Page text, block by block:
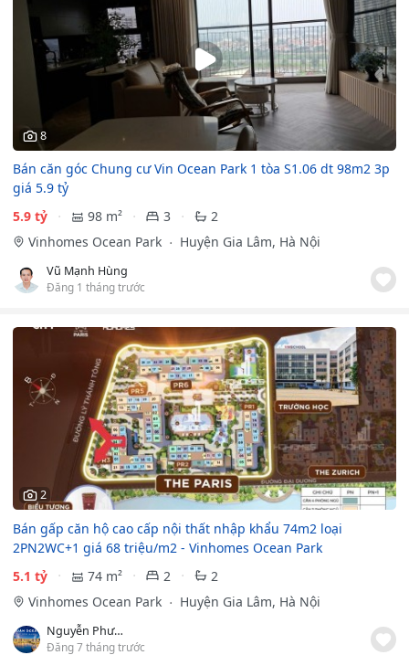
8
Bán căn góc Chung cư Vin Ocean Park 1 tòa S1.06 dt 98m2 3p
giá 5.9 tỷ
5.9 tỷ
98 m² 3
2
Vinhomes Ocean Park
Huyện Gia Lâm, Hà Nội
Vũ Mạnh Hùng
Đăng 1 tháng trước
2
Bán gấp căn hộ cao cấp nội thất nhập khẩu 74m2 loại
2PN2WC+1 giá 68 triệu/m2 - Vinhomes Ocean Park
5.1 tỷ
74 m² 2
2
Vinhomes Ocean Park
Huyện Gia Lâm, Hà Nội
Nguyễn Phương
Đăng 7 tháng trước